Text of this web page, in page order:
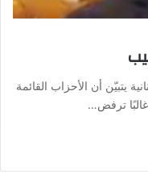
يتبيّن أن الأحزاب القائمة
ترفض…